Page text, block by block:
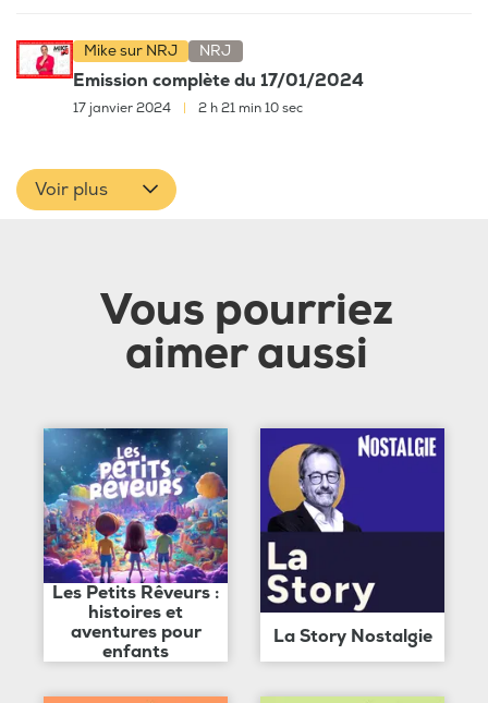
Mike sur NRJ NRJ
Emission complète du 17/01/2024
17 janvier 2024 | 2 h 21 min 10 sec
Voir plus
Vous pourriez
aimer aussi
Les Petits Rêveurs :
histoires et
aventures pour
enfants
La Story Nostalgie